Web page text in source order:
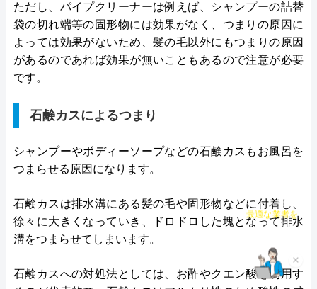
ただし、パイプクリーナーは例えば、シャンプーの詰替
袋の切れ端等の固形物には効果がなく、つまりの原因に
よっては効果がないため、髪の毛以外にもつまりの原因
があるのであれば効果が無いこともあるので注意が必要
です。
石鹸カスによるつまり
シャンプーやボディーソープなどの石鹸カスもお風呂を
つまらせる原因になります。
石鹸カスは排水溝にある髪の毛や固形物などに付着し、
徐々に大きくなっていき、ドロドロした塊となって排水
溝をつまらせてしまいます。
石鹸カスへの対処法としては、お酢やクエン酸を利用す
×
チャット診断で
最適な業者を
ご提案